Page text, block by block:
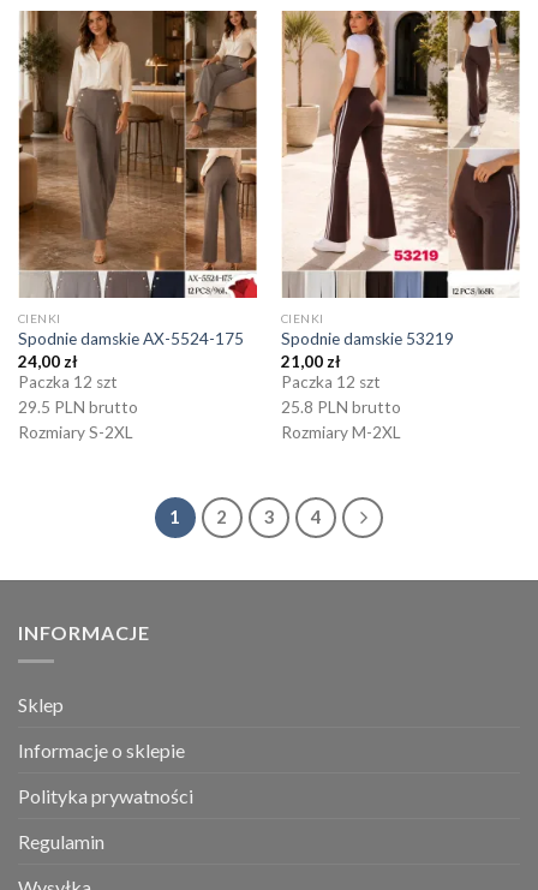
CIENKI
Spodnie damskie AX-5524-175
24,00 zł
Paczka 12 szt
29.5 PLN brutto
Rozmiary S-2XL
CIENKI
Spodnie damskie 53219
21,00 zł
Paczka 12 szt
25.8 PLN brutto
Rozmiary M-2XL
1 2 3 4
INFORMACJE
Sklep
Informacje o sklepie
Polityka prywatności
Regulamin